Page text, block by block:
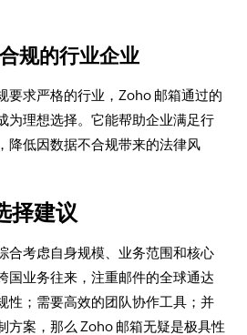
规的行业企业
要求严格的行业，Zoho 邮箱通过的
为理想选择。它能帮助企业满足行
降低因数据不合规带来的法律风
择建议
合考虑自身规模、业务范围和核心
国业务往来，注重邮件的全球通达
性；需要高效的团队协作工具；并
方案，那么 Zoho 邮箱无疑是极具性